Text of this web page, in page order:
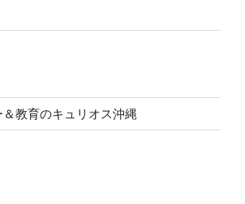
教育のキュリオス沖縄